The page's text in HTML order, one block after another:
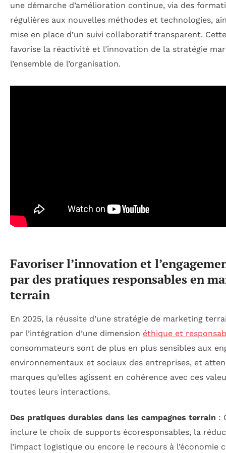
une démarche d’amélioration continue, via des
régulières aux nouvelles méthodes et technologies,
mise en place d’un suivi collaboratif transparent.
favorise la réactivité et l’innovation de la stratégie
l’ensemble de l’organisation.
Favoriser l’innovation et
par des pratiques responsables en
terrain
En 2025, la réussite d’une stratégie de marketing
par l’intégration d’une dimension éthique et
consommateurs sont de plus en plus sensibles aux
environnementaux et sociaux des entreprises, et
marques qu’elles agissent en cohérence avec ces
toutes leurs interactions.
Des pratiques durables dans les campagnes terrain :
inclure le choix de supports écoresponsables, la
l’impact logistique ou encore le recours à l’économie